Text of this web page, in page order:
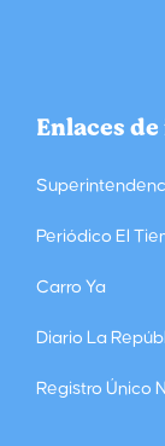
Enlaces
Periódico El
Carro Ya
Diario La
Registro Único